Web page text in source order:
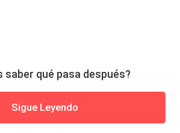
saber qué pasa después?
Sigue Leyendo